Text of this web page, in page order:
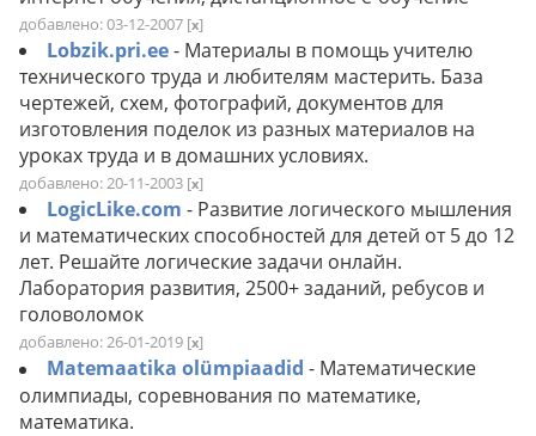
добавлено: 03-12-2007 [x]
Lobzik.pri.ee- Материалы в помощь учителю
технического труда и любителям мастерить. База
чертежей, схем, фотографий, документов для
изготовления поделок из разных материалов на
уроках труда и в домашних условиях.
добавлено: 20-11-2003 [x]
LogicLike.com - Развитие логического мышления
и математических способностей для детей от 5 до 12
лет. Решайте логические задачи онлайн.
Лаборатория развития, 2500+ заданий, ребусов и
головоломок
добавлено: 26-01-2019 [x]
Matemaatika olümpiaadid - Математические
олимпиады, соревнования по математике,
математика.